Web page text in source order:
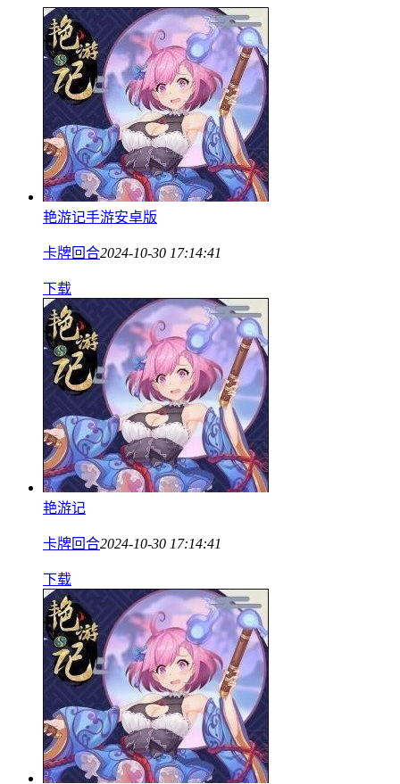
艳游记手游安卓版
卡牌回合2024-10-30 17:14:41
下载
艳游记
卡牌回合2024-10-30 17:14:41
下载